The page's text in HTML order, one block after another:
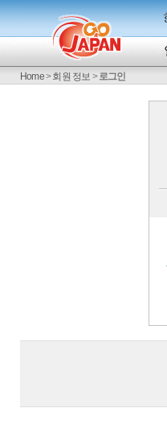
Home>회원 정보 >로그인